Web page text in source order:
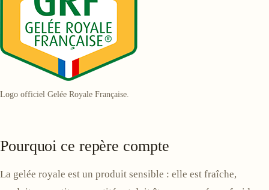
Logo officiel Gelée Royale Française.
Pourquoi ce repère compte
La gelée royale est un produit sensible : elle est fraîche,